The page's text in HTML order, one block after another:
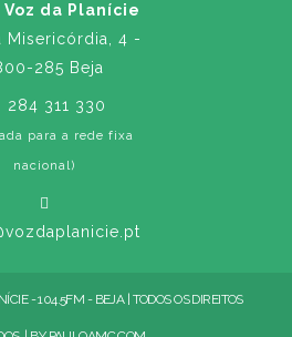
Voz da Planície
Misericórdia, 4 -
285 Beja
284 311 330
para a rede fixa
nacional)
- 104.5FM - BEJA | TODOS OS DIREITOS